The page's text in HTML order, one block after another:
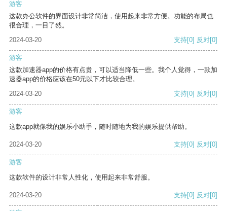
游客
这款办公软件的界面设计非常简洁，使用起来非常方便。功能的布局也
很合理，一目了然。
2024-03-20
支持[0] 反对[0]
游客
这款加速器app的价格有点贵，可以适当降低一些。我个人觉得，一款加
速器app的价格应该在50元以下才比较合理。
2024-03-20
支持[0] 反对[0]
游客
这款app就像我的娱乐小助手，随时随地为我的娱乐提供帮助。
2024-03-20 支持[0] 反对[0]
游客
这款软件的设计非常人性化，使用起来非常舒服。
2024-03-20 支持[0] 反对[0]